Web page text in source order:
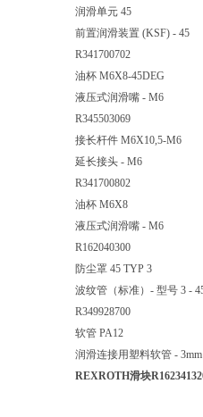
润滑单元 45
前置润滑装置 (KSF) - 45
R341700702
油杯 M6X8-45DEG
液压式润滑嘴 - M6
R345503069
接长杆件 M6X10,5-M6
延长接头 - M6
R341700802
油杯 M6X8
液压式润滑嘴 - M6
R162040300
防尘罩 45 TYP 3
波纹管（标准）- 型号 3 -
R349928700
软管 PA12
润滑连接用塑料软管 - 3mm
REXROTH滑块